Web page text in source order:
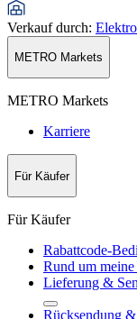
Verkauf durch:
METRO Markets
METRO Markets
Karriere
Für Käufer
Für Käufer
Rabattcode-
Rund um
Lieferung &
Rücksendung